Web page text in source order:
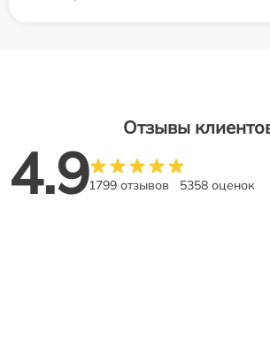
Отзывы
4.91799 отзывов 5358 оценок